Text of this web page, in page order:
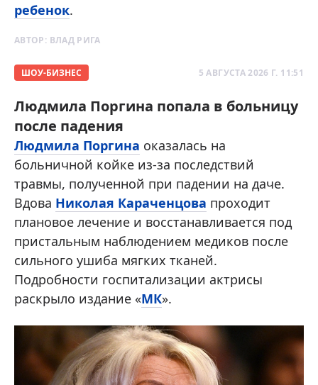
ребенок.
АВТОР: ВЛАД РИГА
ШОУ-БИЗНЕС 5 АВГУСТА 2026 Г. 11:51
Людмила Поргина попала в больницу
после падения
Людмила Поргина оказалась на
больничной койке из-за последствий
травмы, полученной при падении на даче.
Вдова Николая Караченцова проходит
плановое лечение и восстанавливается под
пристальным наблюдением медиков после
сильного ушиба мягких тканей.
Подробности госпитализации актрисы
раскрыло издание «МК».